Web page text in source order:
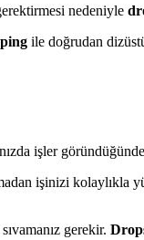
nedeniyle
ile doğrudan
işler
işinizi kolaylıkla
gerekir.